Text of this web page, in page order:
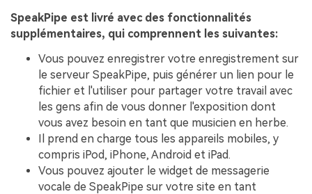
SpeakPipe est livré avec des fonctionnalités
supplémentaires, qui comprennent les suivantes:
Vous pouvez enregistrer votre enregistrement sur
le serveur SpeakPipe, puis générer un lien pour le
fichier et l'utiliser pour partager votre travail avec
les gens afin de vous donner l'exposition dont
vous avez besoin en tant que musicien en herbe.
Il prend en charge tous les appareils mobiles, y
compris iPod, iPhone, Android et iPad.
Vous pouvez ajouter le widget de messagerie
vocale de SpeakPipe sur votre site en tant